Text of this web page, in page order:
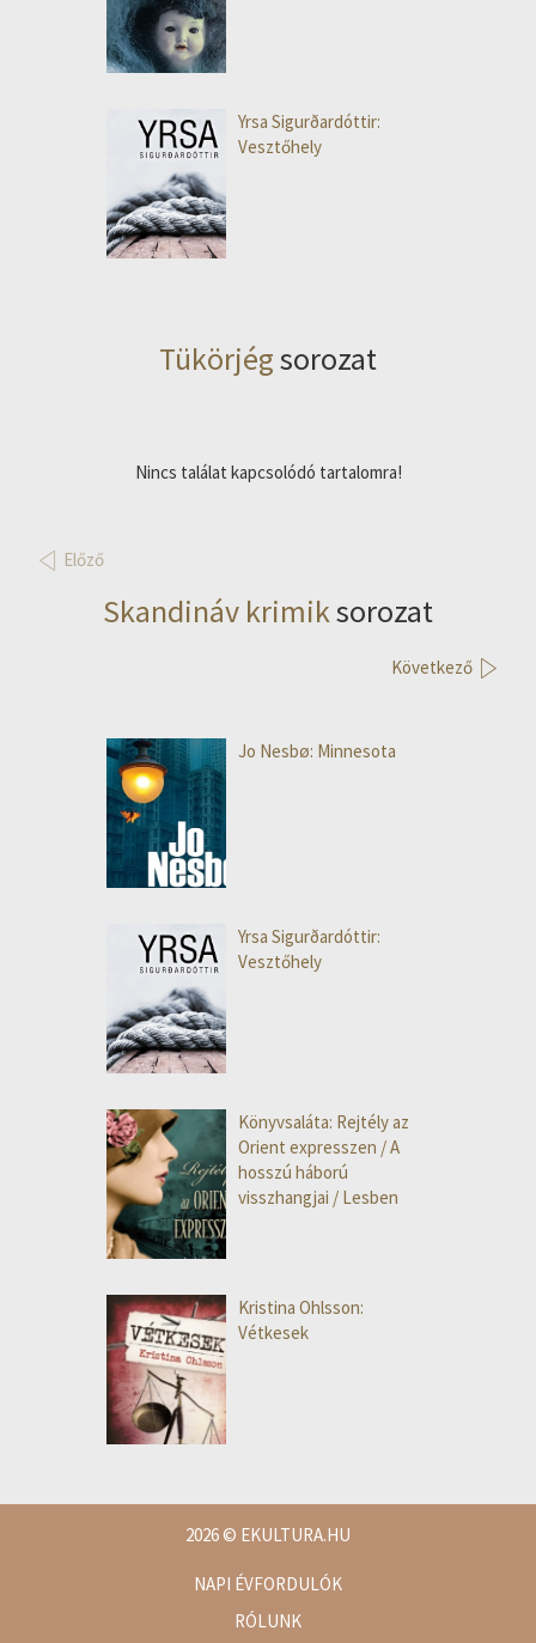
Yrsa Sigurðardóttir:
Vesztőhely
Tükörjégsorozat
Nincs találat kapcsolódó tartalomra!
Előző
Skandináv krimiksorozat
Következő
Jo Nesbø: Minnesota
Yrsa Sigurðardóttir:
Vesztőhely
Könyvsaláta: Rejtély az
Orient expresszen / A
hosszú háború
visszhangjai / Lesben
Kristina Ohlsson:
Vétkesek
2026© EKULTURA.HU
NAPI ÉVFORDULÓK
RÓLUNK